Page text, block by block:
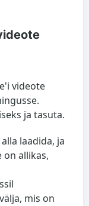
videote
ja tasuta.
laadida, ja
on allikas,
mis on